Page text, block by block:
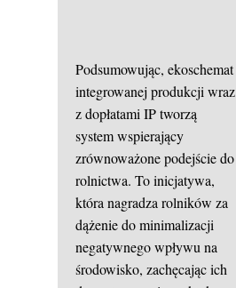
Podsumowując, ekoschemat
integrowanej produkcji wraz
z dopłatami IP tworzą
system wspierający
zrównoważone podejście do
rolnictwa. To inicjatywa,
która nagradza rolników za
dążenie do minimalizacji
negatywnego wpływu na
środowisko, zachęcając ich